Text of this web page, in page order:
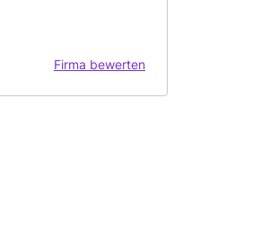
Firma bewerten